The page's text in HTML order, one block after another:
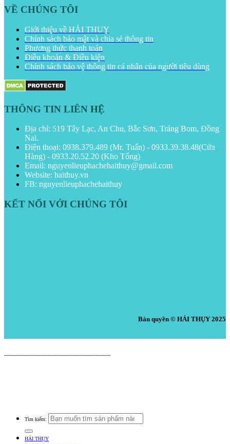
VỀ CHÚNG TÔI
Giới thiệu về HẢI THUỴ
Chính sách bảo mật và chia sẻ thông tin
Phương thức thanh toán
Điều khoản & Điều kiện
Chính sách bảo vệ thông tin cá nhân của người tiêu dùng
THÔNG TIN LIÊN HỆ
Địa chỉ: 519 Tây Lạc, An Chu, Bắc Sơn, Trảng Bom, Đồng
Nai.
Điện thoại: 0938.379.489 (Mr. Tuấn) - 0933.39.38.48(Cửa
Hàng) - 0933.20.52.20 (Kho Tổng)
Email: nguyenlieuphachehaithuy@gmail.com
Website: haithuy.vn
FB: nguyenlieuphachehaithuy
KẾT NỐI VỚI CHÚNG TÔI
Bản quyền © HẢI THỤY 2025
---------------------------------------------------------------------
Tìm kiếm:
HẢI THỤY